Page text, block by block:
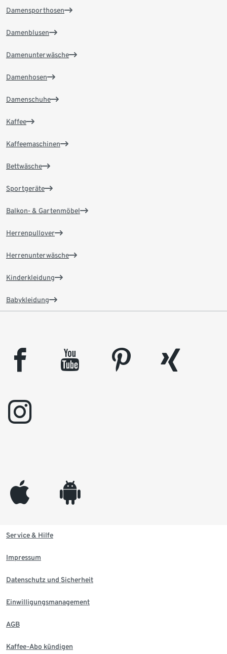
Damensporthosen
Damenblusen
Damenunterwäsche
Damenhosen
Damenschuhe
Kaffee
Kaffeemaschinen
Bettwäsche
Sportgeräte
Balkon- & Gartenmöbel
Herrenpullover
Herrenunterwäsche
Kinderkleidung
Babykleidung
facebook youtube pinterest
xing
instagram
appleinc android
Service & Hilfe
Impressum
Datenschutz und Sicherheit
Einwilligungsmanagement
AGB
Kaffee-Abo kündigen